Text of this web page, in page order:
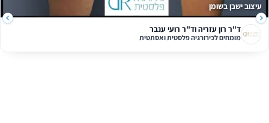
ישבן בשומן
ד"ר רון עזריה וד"ר רועי ענבר
מומחים לכירורגיה פלסטית ואסתטית